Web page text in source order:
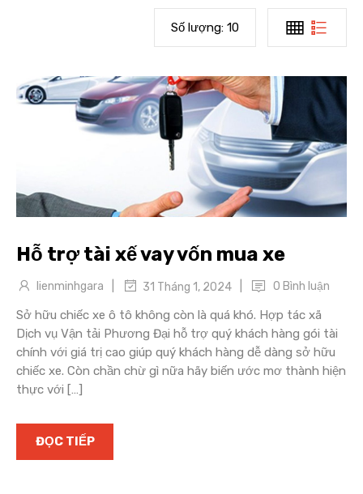
Số lượng: 10
Hỗ trợ tài xế vay vốn mua xe
lienminhgara 31 Tháng 1, 2024 0 Bình luận
Sở hữu chiếc xe ô tô không còn là quá khó. Hợp tác xã
Dịch vụ Vận tải Phương Đại hỗ trợ quý khách hàng gói tài
chính với giá trị cao giúp quý khách hàng dễ dàng sở hữu
chiếc xe. Còn chần chừ gì nữa hãy biến ước mơ thành hiện
thực với […]
ĐỌC TIẾP